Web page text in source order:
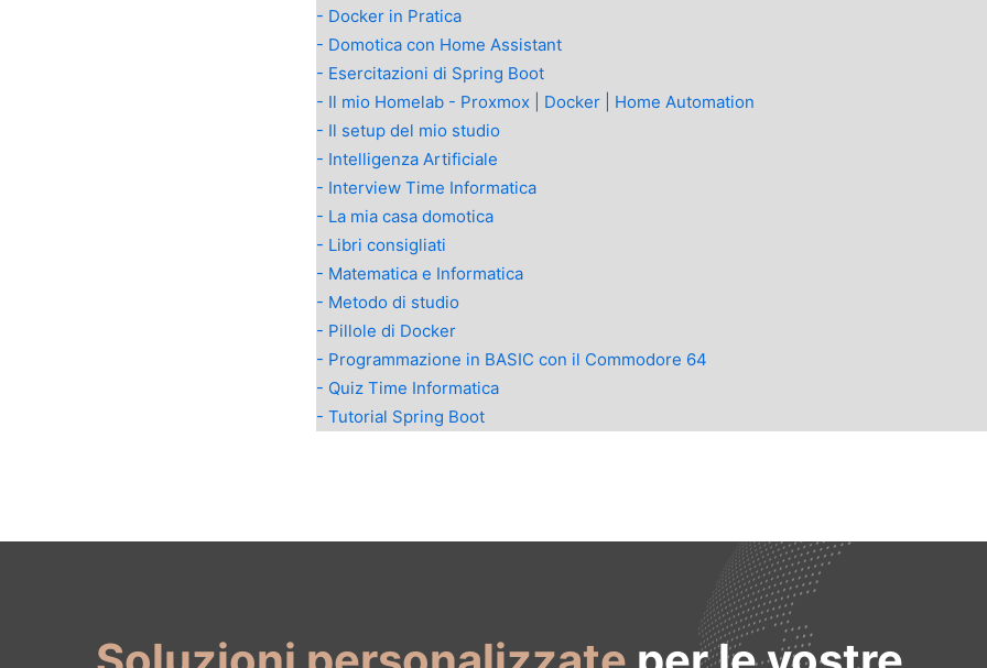
- Docker in Pratica
- Domotica con Home Assistant
- Esercitazioni di Spring Boot
- Il mio Homelab - Proxmox | Docker | Home Automation
- Il setup del mio studio
- Intelligenza Artificiale
- Interview Time Informatica
- La mia casa domotica
- Libri consigliati
- Matematica e Informatica
- Metodo di studio
- Pillole di Docker
- Programmazione in BASIC con il Commodore 64
- Quiz Time Informatica
- Tutorial Spring Boot